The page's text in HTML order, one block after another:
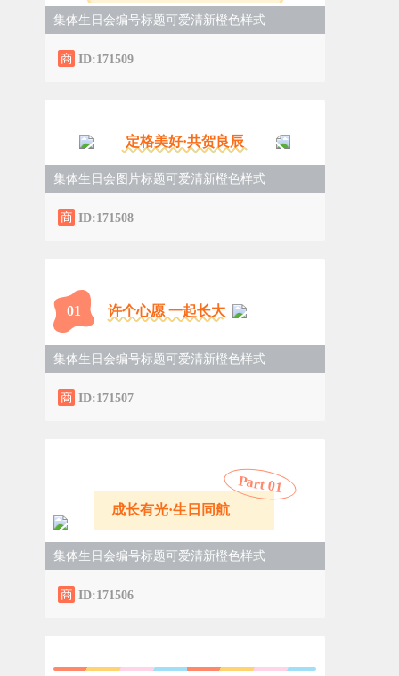
集体生日会编号标题可爱清新橙色样式
ID:171509
定格美好·共贺良辰
集体生日会图片标题可爱清新橙色样式
ID:171508
01 许个心愿 一起长大
集体生日会编号标题可爱清新橙色样式
ID:171507
Part 01
成长有光·生日同航
集体生日会编号标题可爱清新橙色样式
ID:171506